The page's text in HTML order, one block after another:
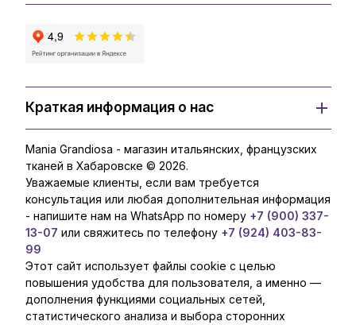
Краткая информация о нас
Mania Grandiosa - магазин итальянских, французских
тканей в Хабаровске © 2026.
Уважаемые клиенты, если вам требуется
консультация или любая дополнительная информация
- напишите нам на WhatsApp по номеру +7 (900) 337-
13-07 или свяжитесь по телефону +7 (924) 403-83-
99
Этот сайт использует файлы cookie с целью
повышения удобства для пользователя, а именно —
дополнения функциями социальных сетей,
статистического анализа и выбора сторонних